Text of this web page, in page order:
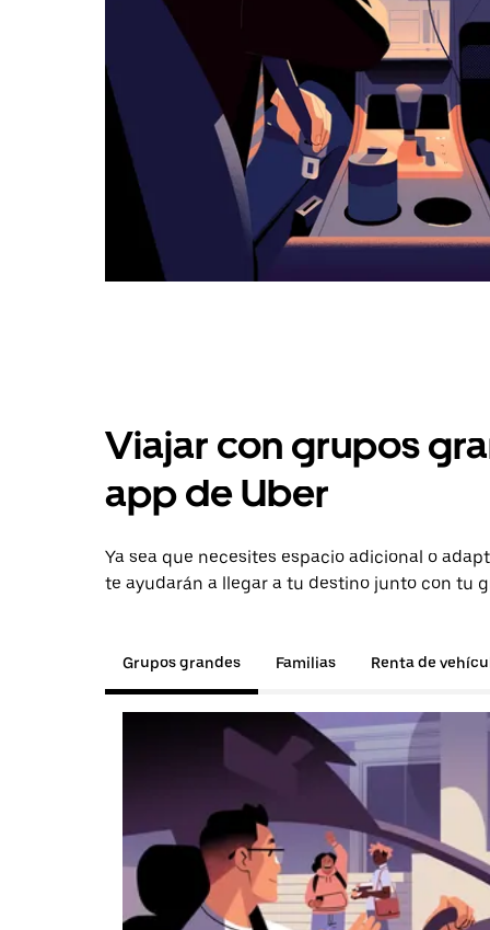
Viajar con grupos
app de Uber
Ya sea que necesites espacio adicional o
te ayudarán a llegar a tu destino junto con tu
Grupos grandes Familias Renta de